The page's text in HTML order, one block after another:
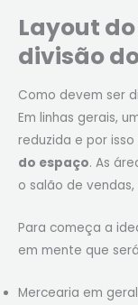
Layout
divisão
Como devem ser
Em linhas gerais,
reduzida e por
do espaço. As
o salão de
Para começa a
em mente que
Mercearia em